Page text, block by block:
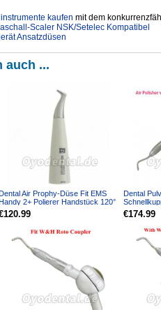
kaufen mit dem
Scaler NSK/Setelec Kompatibel
Ansatzdüsen
auch ...
Air Prophy-Düse Fit EMS
2+ Polierer Handstück 120°
Kopf
Dental
Sirona
€174.99